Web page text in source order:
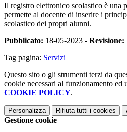
Il registro elettronico scolastico è una
permette al docente di inserire i
scolastico dei propri alunni.
Pubblicato: 18-05-2023 - Revisione:
Tag pagina: Servizi
Questo sito o gli strumenti terzi da
cookie necessari al funzionamento
COOKIE POLICY.
Personalizza Rifiuta tutti i cookies
Gestione cookie